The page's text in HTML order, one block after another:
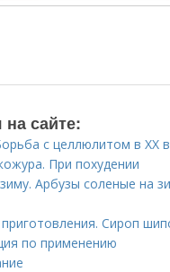
сайте:
с целлюлитом в XX
При похудении
Арбузы соленые на
Сироп
по применению